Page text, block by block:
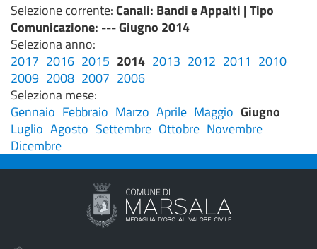
Selezione corrente:Canali: Bandi e Appalti |Tipo
Comunicazione: --- Giugno 2014
Seleziona anno:
2017 2016 2015 2014 2013 2012 2011 2010
2009 2008 2007 2006
Seleziona mese:
Gennaio Febbraio Marzo Aprile Maggio Giugno
Luglio Agosto Settembre Ottobre Novembre
Dicembre